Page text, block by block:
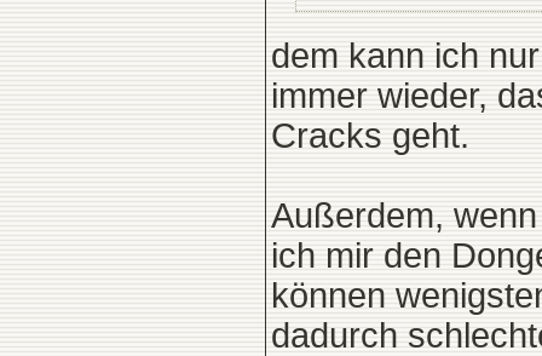
dem kann ich
immer wieder,
Cracks geht.
Außerdem,
ich mir den
können
dadurch